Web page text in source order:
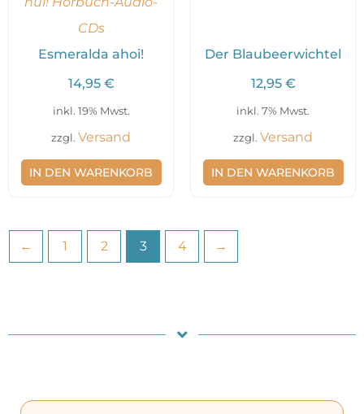
CDs
Esmeralda ahoi!
14,95 €
inkl. 19% Mwst.
zzgl. Versand
IN DEN WARENKORB
Der Blaubeerwichtel
12,95 €
inkl. 7% Mwst.
zzgl. Versand
IN DEN WARENKORB
← 1 2 3 4 →